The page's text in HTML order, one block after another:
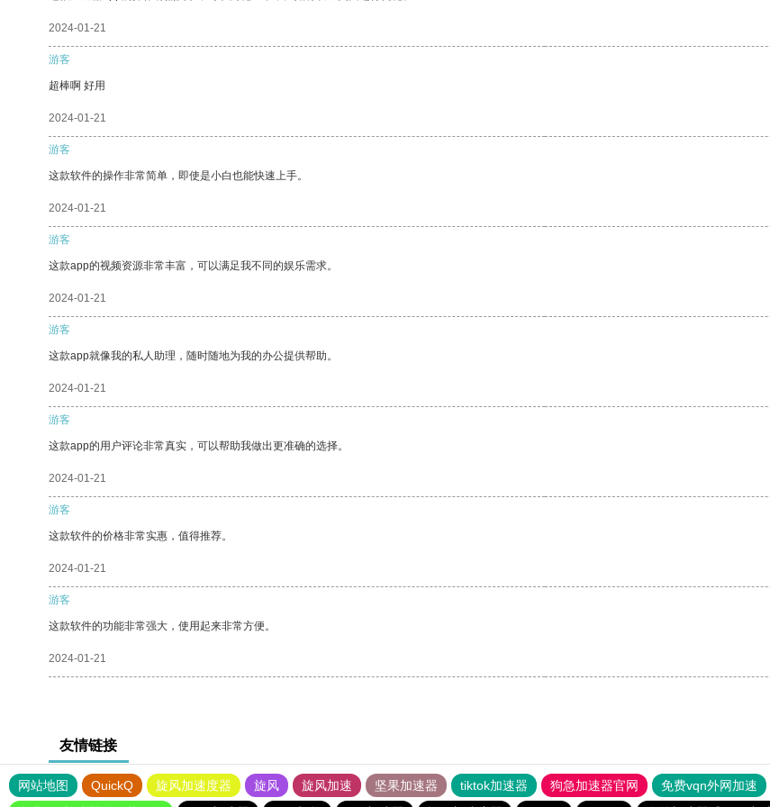
2024-01-21
游客
超棒啊 好用
2024-01-21
游客
这款软件的操作非常简单，即使是小白也能快速上手。
2024-01-21
游客
这款app的视频资源非常丰富，可以满足我不同的娱乐需求。
2024-01-21
游客
这款app就像我的私人助理，随时随地为我的办公提供帮助。
2024-01-21
游客
这款app的用户评论非常真实，可以帮助我做出更准确的选择。
2024-01-21
游客
这款软件的价格非常实惠，值得推荐。
2024-01-21
游客
这款软件的功能非常强大，使用起来非常方便。
2024-01-21
友情链接
网站地图 QuickQ 旋风加速度器 旋风 旋风加速 坚果加速器 tiktok加速器 狗急加速器官网 免费vqn外网加速